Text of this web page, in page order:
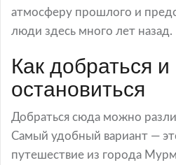
атмосферу прошлого и
люди здесь много лет назад.
Как добраться и
остановиться
Добраться сюда можно
Самый удобный вариант —
путешествие из города